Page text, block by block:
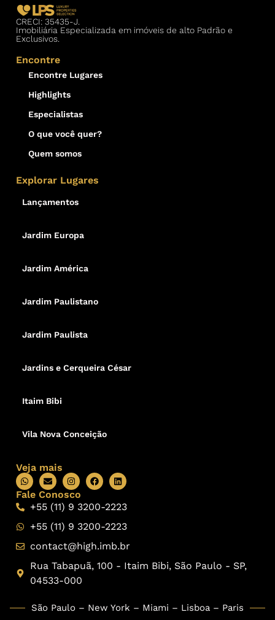
CRECI: 35435-J.
Imobiliária Especializada em imóveis de alto Padrão e
Exclusivos.
Encontre
Encontre Lugares
Highlights
Especialistas
O que você quer?
Quem somos
Explorar Lugares
Lançamentos
Jardim Europa
Jardim América
Jardim Paulistano
Jardim Paulista
Jardins e Cerqueira César
Itaim Bibi
Vila Nova Conceição
Veja mais
Fale Conosco
+55 (11) 9 3200-2223
+55 (11) 9 3200-2223
contact@high.imb.br
Rua Tabapuã, 100 - Itaim Bibi, São Paulo - SP,
04533-000
São Paulo – New York – Miami – Lisboa – Paris